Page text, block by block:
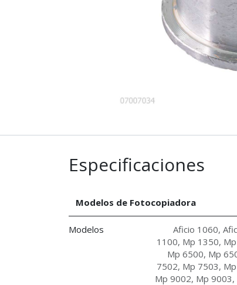
Especificaciones
Modelos de Fotocopiadora
Modelos Aficio 1060,
1100, Mp 1350,
Mp 6500, Mp
7502, Mp 7503,
Mp 9002, Mp 9003,